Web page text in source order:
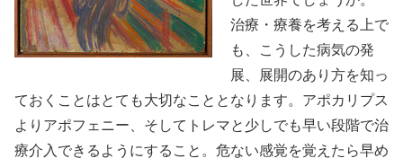
治療・療養を考える上で
も、こうした病気の発
展、展開のあり方を知っ
ておくことはとても大切なこととなります。アポカリプス
よりアポフェニー、そしてトレマと少しでも早い段階で治
療介入できるようにすること。危ない感覚を覚えたら早め